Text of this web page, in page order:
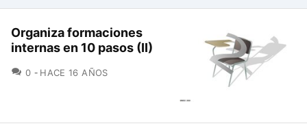
Organiza formaciones
internas en 10 pasos (II)
0 COMENTARIOS
HACE 16 AÑOS